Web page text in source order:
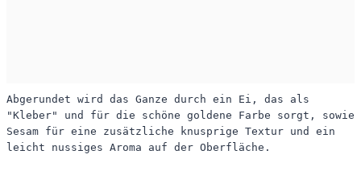
Abgerundet wird das Ganze durch ein Ei, das als
"Kleber" und für die schöne goldene Farbe sorgt, sowie
Sesam für eine zusätzliche knusprige Textur und ein
leicht nussiges Aroma auf der Oberfläche.